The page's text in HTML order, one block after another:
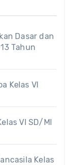
Dasar dan
Tahun
Kelas VI
VI SD/MI
Kelas